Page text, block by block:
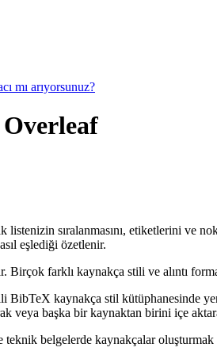
mı arıyorsunuz?
listenizin sıralanmasını, etiketlerini ve
eşlediği özetlenir.
farklı kaynakça stili ve alıntı
kaynakça stil kütüphanesinde
veya başka bir kaynaktan birini içe
teknik belgelerde kaynakçalar